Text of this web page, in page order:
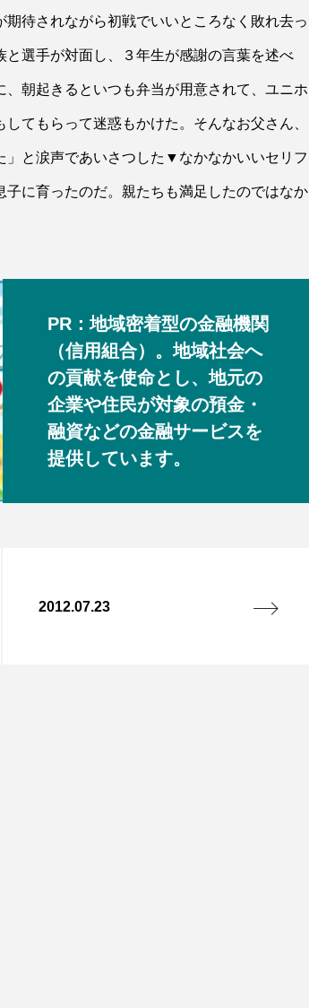
待されながら初戦でいいところなく敗れ去っ
選手が対面し、３年生が感謝の言葉を述べ
朝起きるといつも弁当が用意されて、ユニホ
てもらって迷惑もかけた。そんなお父さん、
」と涙声であいさつした▼なかなかいいセリフ
に育ったのだ。親たちも満足したのではなか
PR：地域密着型の金融機関
（信用組合）。地域社会へ
の貢献を使命とし、地元の
企業や住民が対象の預金・
融資などの金融サービスを
提供しています。
2012.07.23